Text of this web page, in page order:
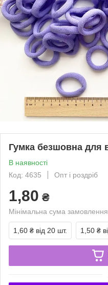
Гумка безшовна для
В наявності
Код: 4635
Опт і роздріб
1,80 ₴
Мінімальна сума
1,60 ₴ від 20 шт. 1,50 ₴